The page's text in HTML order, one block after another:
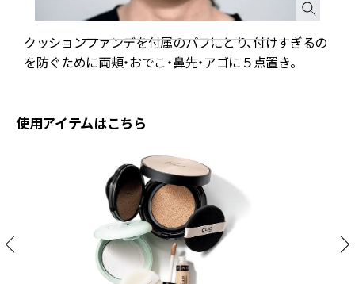
クッションファンデを付属のパフにとり、付けすぎるの
を防ぐために両頰・おでこ・鼻先・アゴに５点置き。
使用アイテムはこちら